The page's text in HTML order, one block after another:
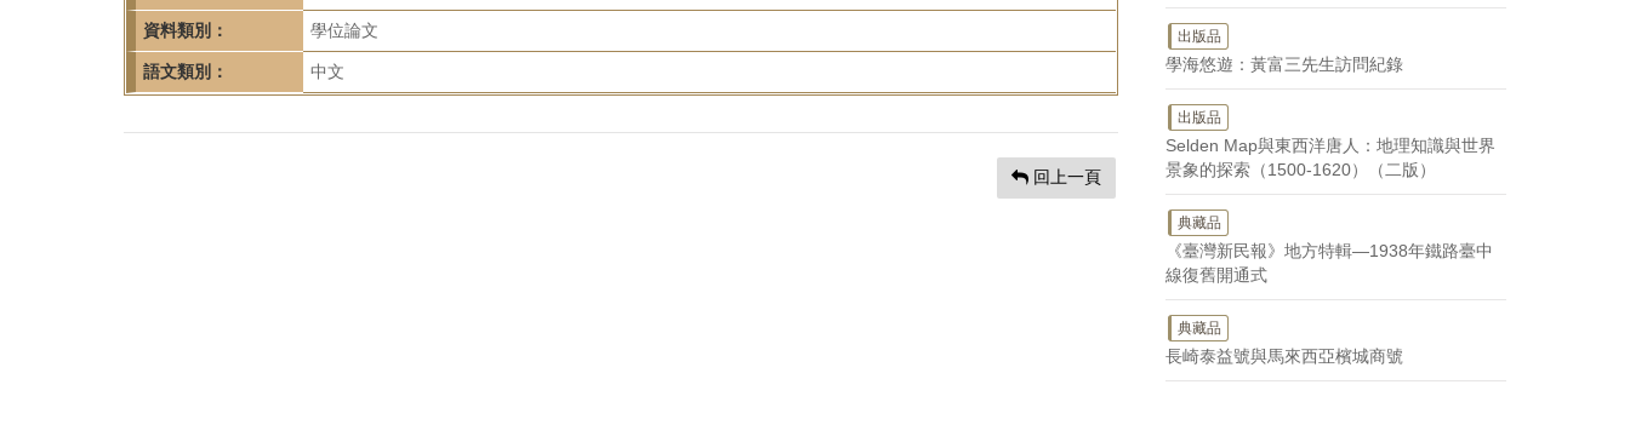
資料類別： 學位論文
語文類別： 中文
回上一頁
出版品
學海悠遊：黃富三先生訪問紀錄
出版品
Selden Map與東西洋唐人：地理知識與世界
景象的探索（1500-1620）（二版）
典藏品
《臺灣新民報》地方特輯—1938年鐵路臺中
線復舊開通式
典藏品
長崎泰益號與馬來西亞檳城商號